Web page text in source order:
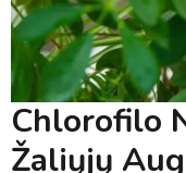
Chlorofilo
Žaliųjų